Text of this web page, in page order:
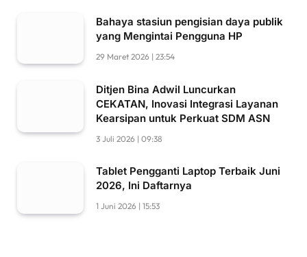
Bahaya stasiun pengisian daya publik
yang Mengintai Pengguna HP
29 Maret 2026 | 23:54
Ditjen Bina Adwil Luncurkan
CEKATAN, Inovasi Integrasi Layanan
Kearsipan untuk Perkuat SDM ASN
3 Juli 2026 | 09:38
Tablet Pengganti Laptop Terbaik Juni
2026, Ini Daftarnya
1 Juni 2026 | 15:53